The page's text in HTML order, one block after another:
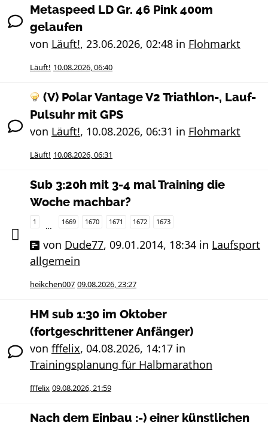
Metaspeed LD Gr. 46 Pink 400m
gelaufen
von Läuft!, 23.06.2026, 02:48 in Flohmarkt
Läuft! 10.08.2026, 06:40
(V) Polar Vantage V2 Triathlon-, Lauf-
Pulsuhr mit GPS
von Läuft!, 10.08.2026, 06:31 in Flohmarkt
Läuft! 10.08.2026, 06:31
Sub 3:20h mit 3-4 mal Training die
Woche machbar?
1 … 1669 1670 1671 1672 1673
von Dude77, 09.01.2014, 18:34 in Laufsport
allgemein
heikchen007 09.08.2026, 23:27
HM sub 1:30 im Oktober
(fortgeschrittener Anfänger)
von fffelix, 04.08.2026, 14:17 in
Trainingsplanung für Halbmarathon
fffelix 09.08.2026, 21:59
Nach dem Einbau :-) einer künstlichen